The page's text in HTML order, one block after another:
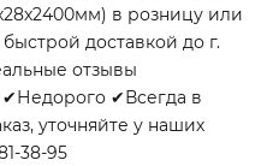
в розницу или
доставкой до г.
отзывы
✔Недорого ✔Всегда в
уточняйте у наших
38-95